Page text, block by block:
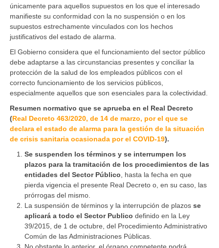
únicamente para aquellos supuestos en los que el interesado
manifieste su conformidad con la no suspensión o en los
supuestos estrechamente vinculados con los hechos
justificativos del estado de alarma.
El Gobierno considera que el funcionamiento del sector público
debe adaptarse a las circunstancias presentes y conciliar la
protección de la salud de los empleados públicos con el
correcto funcionamiento de los servicios públicos,
especialmente aquellos que son esenciales para la colectividad.
Resumen normativo que se aprueba en el Real Decreto
(Real Decreto 463/2020, de 14 de marzo, por el que se
declara el estado de alarma para la gestión de la situación
de crisis sanitaria ocasionada por el COVID-19).
Se suspenden los términos y se interrumpen los
plazos para la tramitación de los procedimientos de las
entidades del Sector Público , hasta la fecha en que
pierda vigencia el presente Real Decreto o, en su caso, las
prórrogas del mismo.
La suspensión de términos y la interrupción de plazos se
aplicará a todo el Sector Publico definido en la Ley
39/2015, de 1 de octubre, del Procedimiento Administrativo
Común de las Administraciones Públicas.
No obstante lo anterior, el órgano competente podrá